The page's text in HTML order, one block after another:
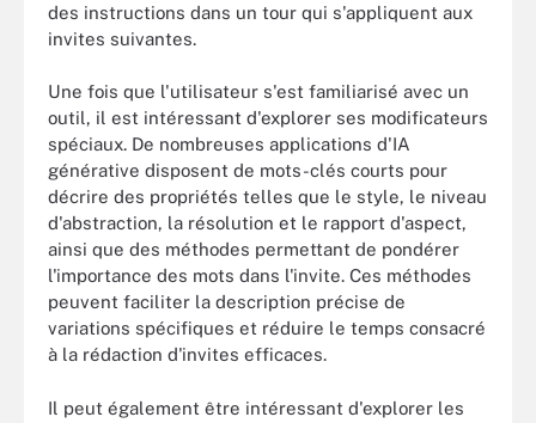
des instructions dans un tour qui s'appliquent aux
invites suivantes.
Une fois que l'utilisateur s'est familiarisé avec un
outil, il est intéressant d'explorer ses modificateurs
spéciaux. De nombreuses applications d'IA
générative disposent de mots-clés courts pour
décrire des propriétés telles que le style, le niveau
d'abstraction, la résolution et le rapport d'aspect,
ainsi que des méthodes permettant de pondérer
l'importance des mots dans l'invite. Ces méthodes
peuvent faciliter la description précise de
variations spécifiques et réduire le temps consacré
à la rédaction d'invites efficaces.
Il peut également être intéressant d'explorer les